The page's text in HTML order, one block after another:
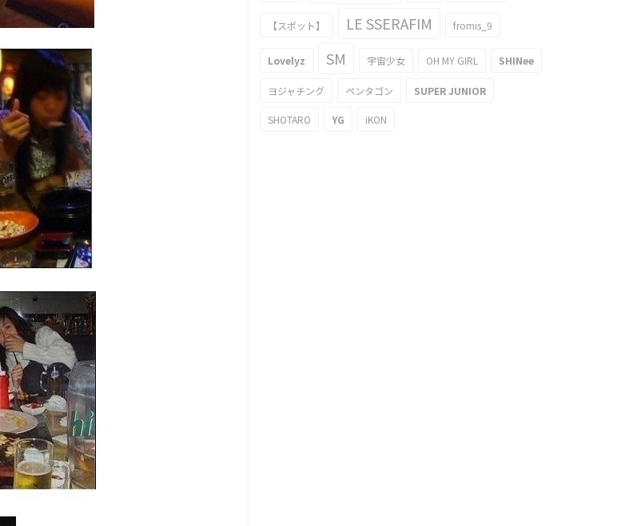
【スポット】 LE SSERAFIM fromis_9
Lovelyz SM 宇宙少女 OH MY GIRL SHINee
ヨジャチング ペンタゴン SUPER JUNIOR
SHOTARO YG iKON